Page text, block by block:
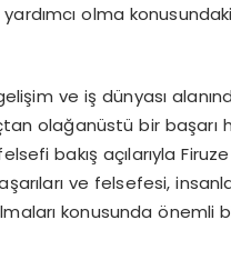
olma konusundaki
ve iş dünyası
olağanüstü bir başarı
bakış açılarıyla
ve felsefesi,
konusunda önemli